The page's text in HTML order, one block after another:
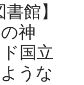
館】
神
国立
うな